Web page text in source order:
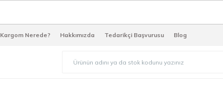
Kargom Nerede? Hakkımızda Tedarikçi Başvurusu Blog